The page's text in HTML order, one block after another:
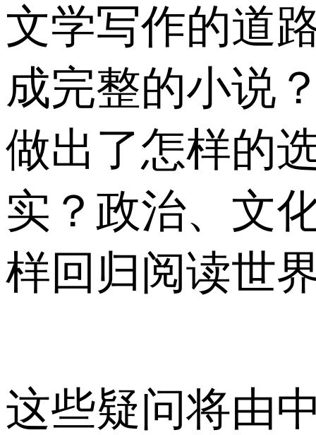
文学写作的道
成完整的小说
做出了怎样的
实？政治、文
样回归阅读世
这些疑问将由